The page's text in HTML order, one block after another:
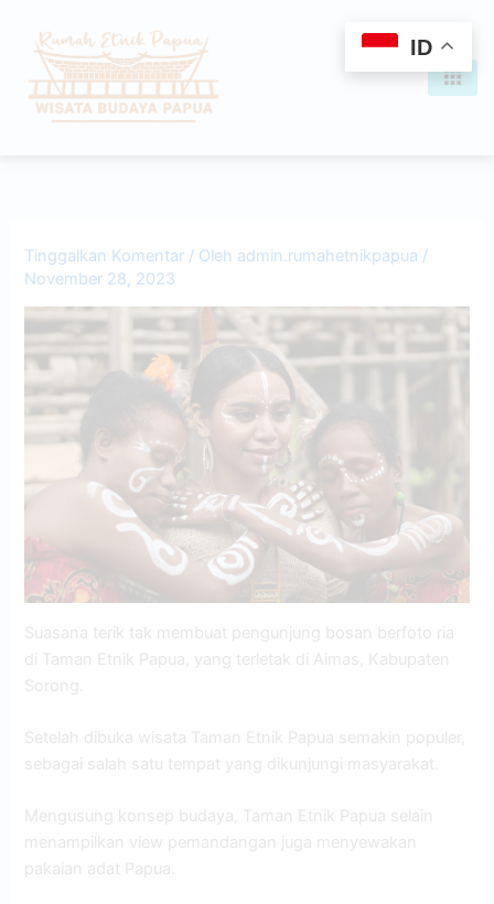
konten
Tinggalkan Komentar / Oleh admin.rumahetnikpapua /
November 28, 2023
Suasana terik tak membuat pengunjung bosan berfoto ria
di Taman Etnik Papua, yang terletak di Aimas, Kabupaten
Sorong.
Setelah dibuka wisata Taman Etnik Papua semakin populer,
sebagai salah satu tempat yang dikunjungi masyarakat.
Mengusung konsep budaya, Taman Etnik Papua selain
menampilkan view pemandangan juga menyewakan
pakaian adat Papua.
ID